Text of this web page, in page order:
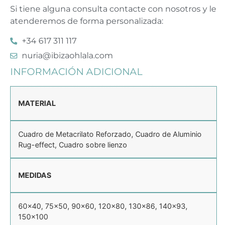
Si tiene alguna consulta contacte con nosotros y le
atenderemos de forma personalizada:
+34 617 311 117
nuria@ibizaohlala.com
INFORMACIÓN ADICIONAL
MATERIAL
Cuadro de Metacrilato Reforzado, Cuadro de Aluminio
Rug-effect, Cuadro sobre lienzo
MEDIDAS
60×40, 75×50, 90×60, 120×80, 130×86, 140×93,
150×100